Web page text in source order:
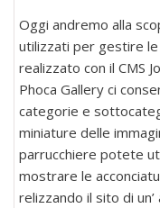
Oggi andremo alla
utilizzati per gestire
realizzato con il CMS
Phoca Gallery ci
categorie e
miniature delle
parrucchiere potete
mostrare le
relizzando il sito di